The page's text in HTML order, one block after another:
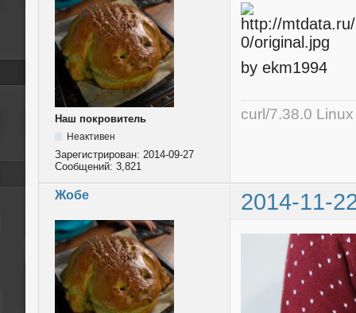
Наш покровитель
Неактивен
Зарегистрирован: 2014-09-27
Сообщений: 3,821
by ekm1994
curl/7.38.0
Жобе 2014-11-